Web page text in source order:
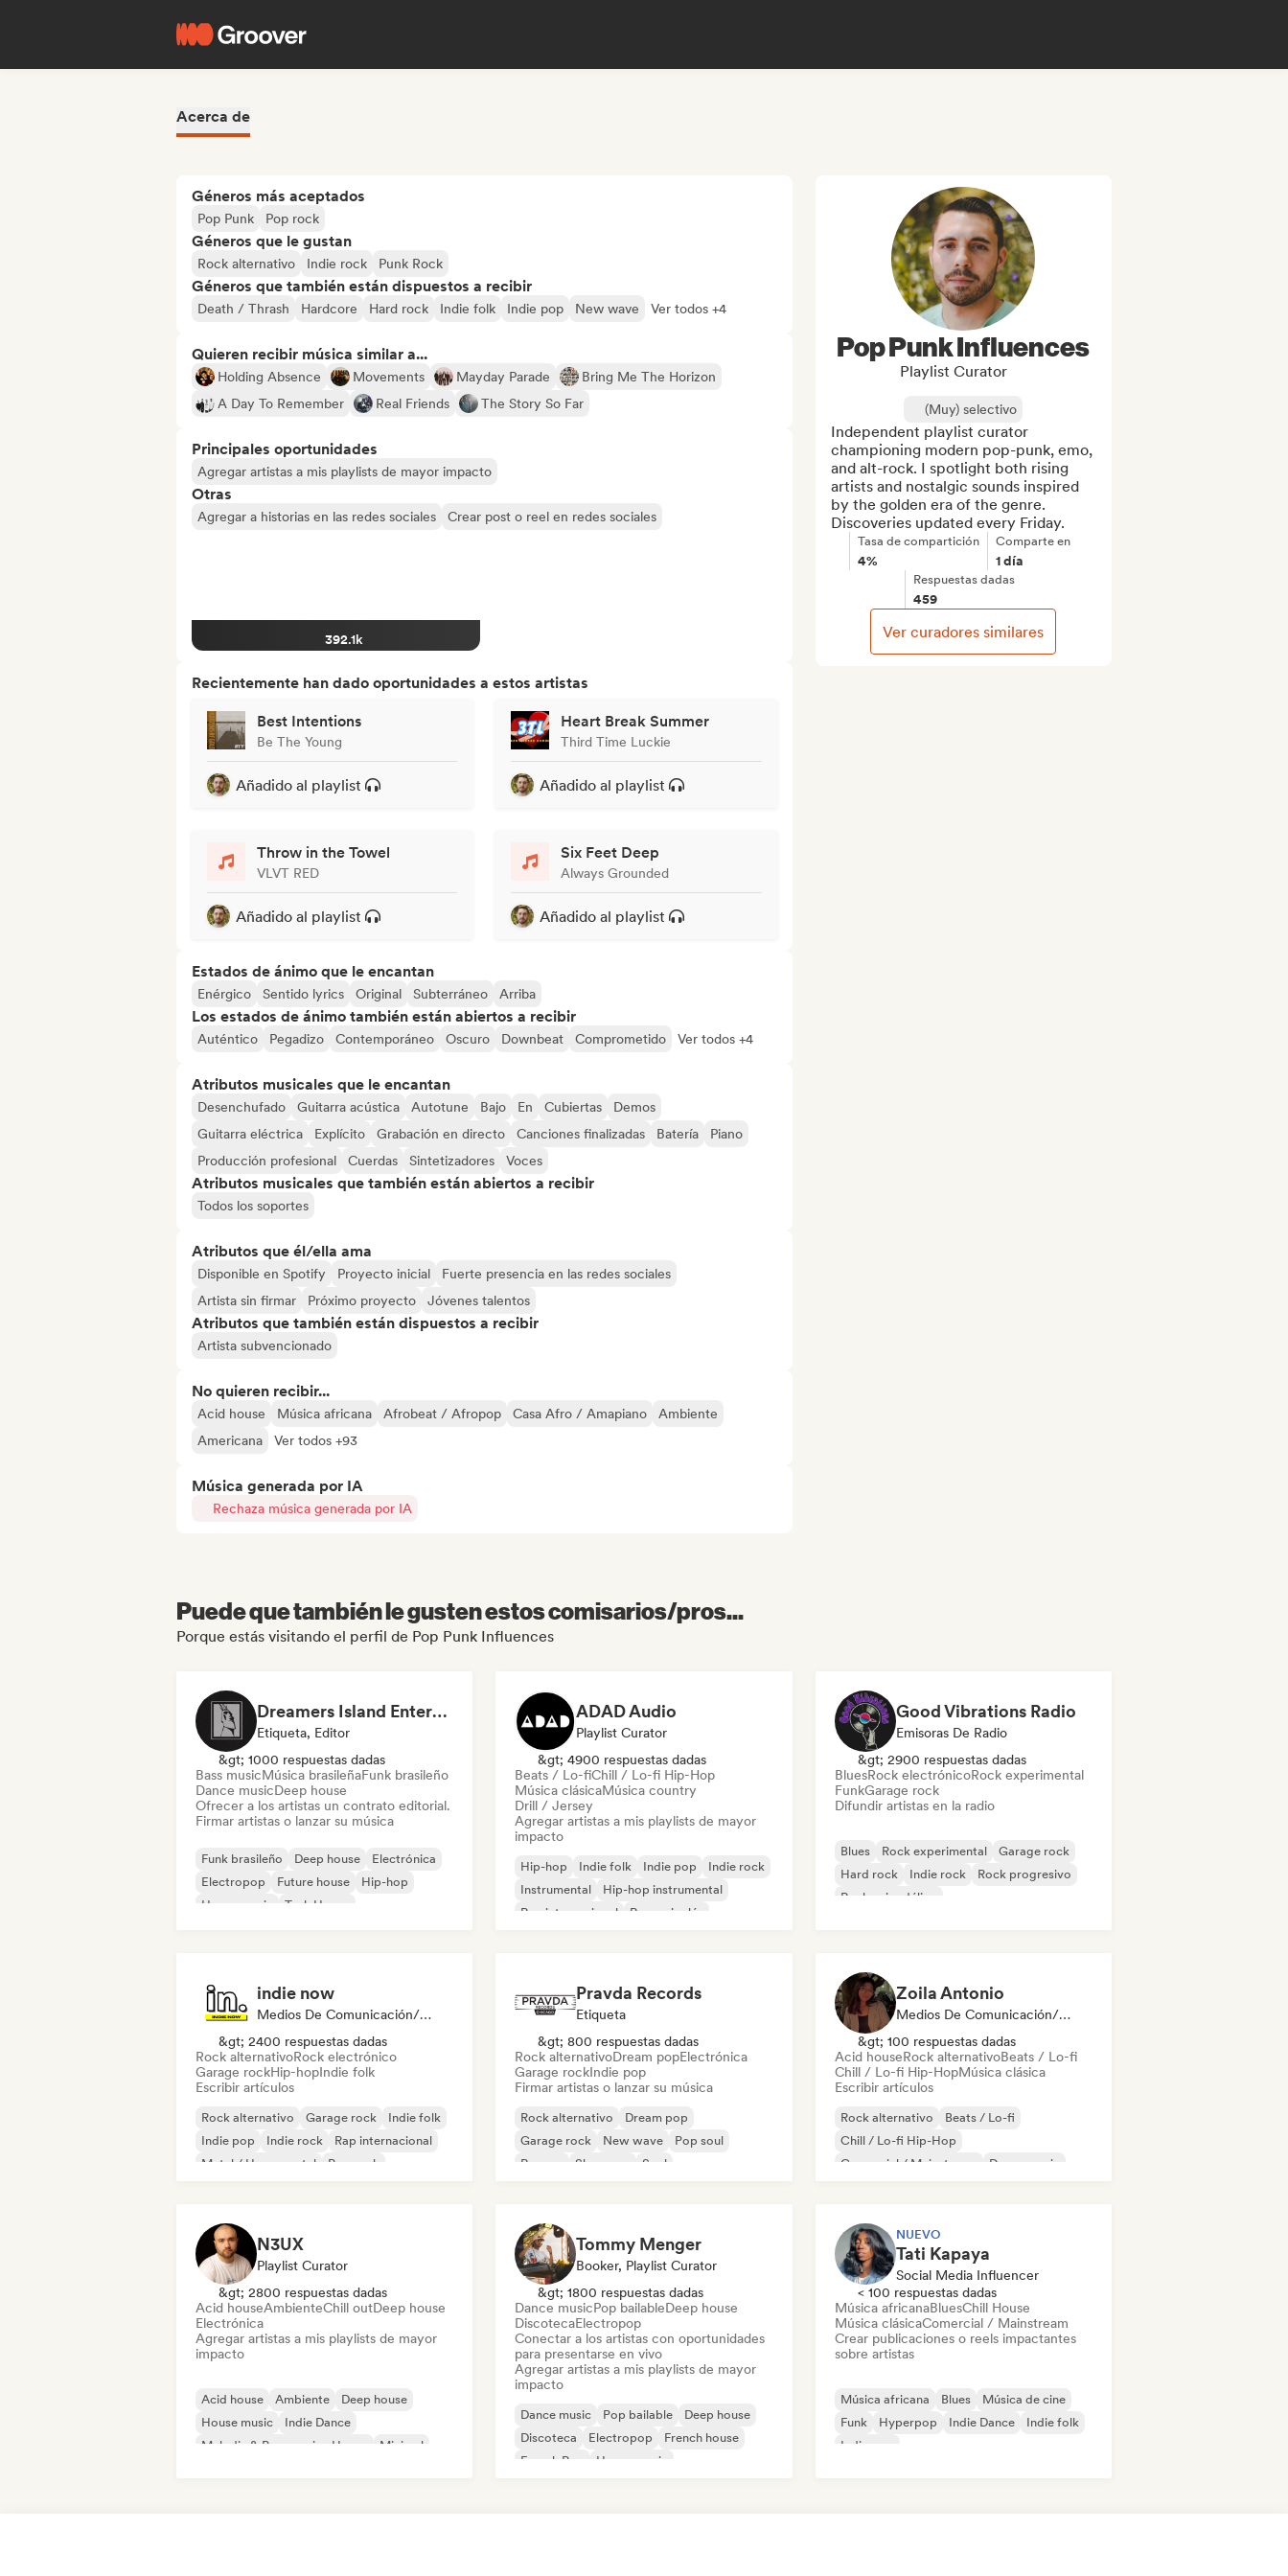
Acerca de
Géneros más aceptados
Pop Punk Pop rock
Géneros que le gustan
Rock alternativo Indie rock Punk Rock
Géneros que también están dispuestos a recibir
Death / Thrash Hardcore Hard rock Indie folk Indie pop New wave Ver todos +4
Quieren recibir música similar a...
Holding Absence Movements Mayday Parade
Bring Me The Horizon
A Day To Remember
Real Friends The Story So Far
Principales oportunidades
Agregar artistas a mis playlists de mayor impacto
Otras
Agregar a historias en las redes sociales Crear post o reel en redes sociales
392.1k
Recientemente han dado oportunidades a estos artistas
Best Intentions
Be The Young
Añadido al playlist
Heart Break Summer
Third Time Luckie
Añadido al playlist
Throw in the Towel
VLVT RED
Añadido al playlist
Six Feet Deep
Always Grounded
Añadido al playlist
Estados de ánimo que le encantan
Enérgico Sentido lyrics Original Subterráneo Arriba
Los estados de ánimo también están abiertos a recibir
Auténtico Pegadizo Contemporáneo Oscuro Downbeat Comprometido Ver todos +4
Atributos musicales que le encantan
Desenchufado Guitarra acústica Autotune Bajo En Cubiertas
Demos
Guitarra eléctrica
Explícito Grabación en directo Canciones finalizadas Batería
Piano
Producción profesional
Cuerdas Sintetizadores Voces
Atributos musicales que también están abiertos a recibir
Todos los soportes
Atributos que él/ella ama
Disponible en Spotify Proyecto inicial
Fuerte presencia en las redes sociales
Artista sin firmar
Próximo proyecto Jóvenes talentos
Atributos que también están dispuestos a recibir
Artista subvencionado
No quieren recibir...
Acid house Música africana Afrobeat / Afropop Casa Afro / Amapiano
Ambiente
Americana
Ver todos +93
Música generada por IA
Rechaza música generada por IA
Pop Punk Influences
Playlist Curator
(Muy) selectivo
Independent playlist curator
championing modern pop-punk, emo,
and alt-rock. I spotlight both rising
artists and nostalgic sounds inspired
by the golden era of the genre.
Discoveries updated every Friday.
Tasa de compartición
4%
Comparte en
1 día
Respuestas dadas
459
Ver curadores similares
Puede que también le gusten estos comisarios/pros...
Porque estás visitando el perfil de Pop Punk Influences
Dreamers Island Entertainment
Etiqueta, Editor
&gt; 1000 respuestas dadas
Bass musicMúsica brasileñaFunk brasileño
Dance musicDeep house
Ofrecer a los artistas un contrato editorial.
Firmar artistas o lanzar su música
Funk brasileño Deep house
Electrónica
Electropop
Future house
Hip-hop
House music
Tech House
ADAD Audio
Playlist Curator
&gt; 4900 respuestas dadas
Beats / Lo-fiChill / Lo-fi Hip-Hop
Música clásicaMúsica country
Drill / Jersey
Agregar artistas a mis playlists de mayor
impacto
Hip-hop Indie folk Indie pop
Indie rock
Instrumental
Hip-hop instrumental
Rap internacional
Rap en inglés
Good Vibrations Radio
Emisoras De Radio
&gt; 2900 respuestas dadas
BluesRock electrónicoRock experimental
FunkGarage rock
Difundir artistas en la radio
Blues Rock experimental
Garage rock
Hard rock
Indie rock
Rock progresivo
Rock psicodélico
indie now
Medios De Comunicación/Periodista
&gt; 2400 respuestas dadas
Rock alternativoRock electrónico
Garage rockHip-hopIndie folk
Escribir artículos
Rock alternativo Garage rock
Indie folk
Indie pop
Indie rock
Rap internacional
Metal / Heavy metal
Pop rock
Pravda Records
Etiqueta
&gt; 800 respuestas dadas
Rock alternativoDream popElectrónica
Garage rockIndie pop
Firmar artistas o lanzar su música
Rock alternativo
Dream pop
Garage rock
New wave
Pop soul
Reggae
Shoegaze Soul
Zoila Antonio
Medios De Comunicación/Periodista
&gt; 100 respuestas dadas
Acid houseRock alternativoBeats / Lo-fi
Chill / Lo-fi Hip-HopMúsica clásica
Escribir artículos
Rock alternativo
Beats / Lo-fi
Chill / Lo-fi Hip-Hop
Comercial / Mainstream
Dance music
N3UX
Playlist Curator
&gt; 2800 respuestas dadas
Acid houseAmbienteChill outDeep house
Electrónica
Agregar artistas a mis playlists de mayor
impacto
Acid house Ambiente
Deep house
House music
Indie Dance
Melodic & Progressive House
Minimal
Tommy Menger
Booker, Playlist Curator
&gt; 1800 respuestas dadas
Dance musicPop bailableDeep house
DiscotecaElectropop
Conectar a los artistas con oportunidades
para presentarse en vivo
Agregar artistas a mis playlists de mayor
impacto
Dance music Pop bailable
Deep house
Discoteca
Electropop
French house
French Pop
House music
NUEVO
Tati Kapaya
Social Media Influencer
< 100 respuestas dadas
Música africanaBluesChill House
Música clásicaComercial / Mainstream
Crear publicaciones o reels impactantes
sobre artistas
Música africana Blues
Música de cine
Funk
Hyperpop Indie Dance
Indie folk
Indie pop